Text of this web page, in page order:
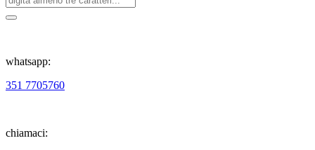
whatsapp:
351 7705760
chiamaci: